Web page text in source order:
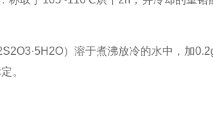
）溶于煮沸放冷的水中，加
。